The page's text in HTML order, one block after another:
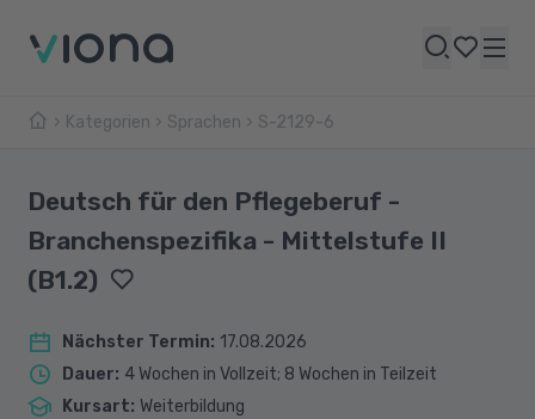
Kategorien Sprachen S-2129-6
Deutsch für den Pflegeberuf -
Branchenspezifika - Mittelstufe II
(B1.2)
Nächster Termin: 17.08.2026
Dauer: 4 Wochen in Vollzeit; 8 Wochen in Teilzeit
Kursart: Weiterbildung